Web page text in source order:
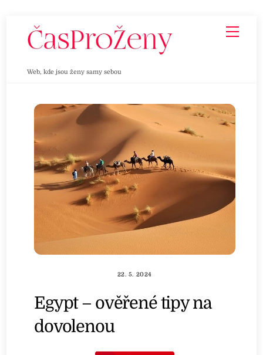
Web, kde jsou ženy samy sebou
22. 5. 2024
Egypt – ověřené tipy na
dovolenou